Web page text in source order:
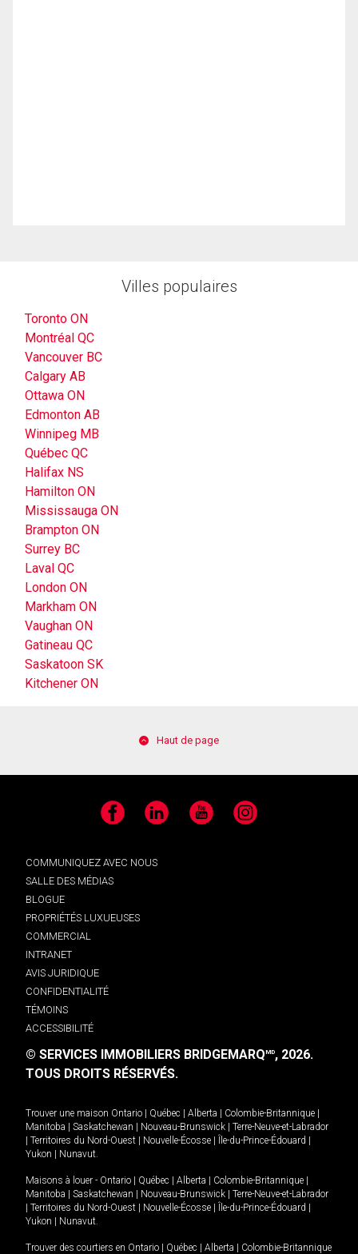
Villes populaires
Toronto ON
Montréal QC
Vancouver BC
Calgary AB
Ottawa ON
Edmonton AB
Winnipeg MB
Québec QC
Halifax NS
Hamilton ON
Mississauga ON
Brampton ON
Surrey BC
Laval QC
London ON
Markham ON
Vaughan ON
Gatineau QC
Saskatoon SK
Kitchener ON
Haut de page
Facebook LinkedIn YouTube Instagram
COMMUNIQUEZ AVEC NOUS
SALLE DES MÉDIAS
BLOGUE
PROPRIÉTÉS LUXUEUSES
COMMERCIAL
INTRANET
AVIS JURIDIQUE
CONFIDENTIALITÉ
TÉMOINS
ACCESSIBILITÉ
© SERVICES IMMOBILIERS BRIDGEMARQMD, 2026.
TOUS DROITS RÉSERVÉS.
Trouver une maison Ontario | Québec | Alberta | Colombie-Britannique |
Manitoba | Saskatchewan | Nouveau-Brunswick | Terre-Neuve-et-Labrador
| Territoires du Nord-Ouest | Nouvelle-Écosse | Île-du-Prince-Édouard |
Yukon | Nunavut.
Maisons à louer - Ontario | Québec | Alberta | Colombie-Britannique |
Manitoba | Saskatchewan | Nouveau-Brunswick | Terre-Neuve-et-Labrador
| Territoires du Nord-Ouest | Nouvelle-Écosse | Île-du-Prince-Édouard |
Yukon | Nunavut.
Trouver des courtiers en Ontario | Québec | Alberta | Colombie-Britannique